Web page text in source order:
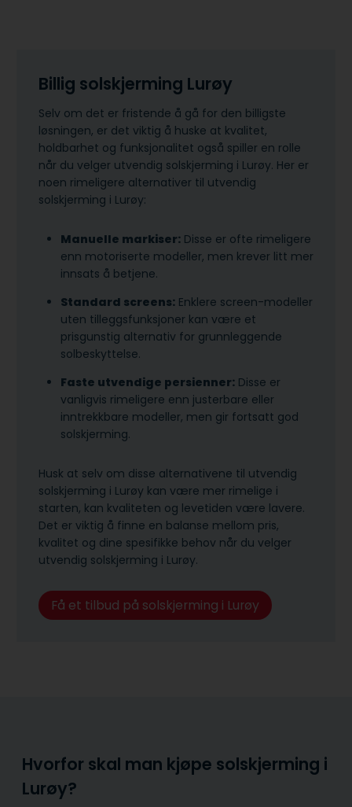
Billig solskjerming Lurøy
Selv om det er fristende å gå for den billigste
løsningen, er det viktig å huske at kvalitet,
holdbarhet og funksjonalitet også spiller en rolle
når du velger utvendig solskjerming i Lurøy. Her er
noen rimeligere alternativer til utvendig
solskjerming i Lurøy:
Manuelle markiser: Disse er ofte rimeligere
enn motoriserte modeller, men krever litt mer
innsats å betjene.
Standard screens: Enklere screen-modeller
uten tilleggsfunksjoner kan være et
prisgunstig alternativ for grunnleggende
solbeskyttelse.
Faste utvendige persienner: Disse er
vanligvis rimeligere enn justerbare eller
inntrekkbare modeller, men gir fortsatt god
solskjerming.
Husk at selv om disse alternativene til utvendig
solskjerming i Lurøy kan være mer rimelige i
starten, kan kvaliteten og levetiden være lavere.
Det er viktig å finne en balanse mellom pris,
kvalitet og dine spesifikke behov når du velger
utvendig solskjerming i Lurøy.
Få et tilbud på solskjerming i Lurøy
Hvorfor skal man kjøpe solskjerming i
Lurøy?